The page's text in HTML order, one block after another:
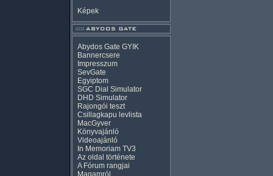
Képek
Abydos Gate GYIK
Bannercsere
Impresszum
SevGate
Egyiptom
SGC Dial Simulator
DHD Simulator
Rajongói teszt
Csillagkapu levlista
MacGyver
Könyvajánló
Videoajánló
In Memoriam TV3
Az oldal története
A Fórum rangjai
Magamról